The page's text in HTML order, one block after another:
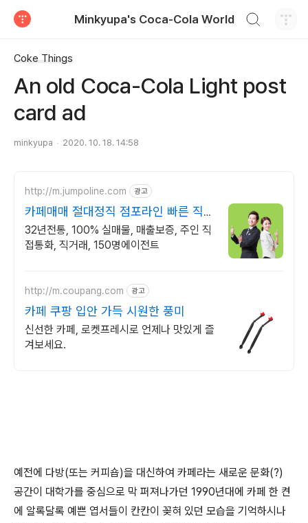
Minkyupa's Coca-Cola World
Coke Things
An old Coca-Cola Light post
card ad
minkyupa 2020. 10. 18. 14:58
http://m.jumpoline.com 광고
카페매매 절대정직 점포라인 빠른 직거
래 & 안전중개거래
32년전통, 100% 실매물, 매출보증, 주인 직
접통화, 직거래, 150명에이전트
http://m.coupang.com 광고
카페 쿠팡 입안 가득 시원한 풍미
신선한 카페, 로켓프레시로 언제나 맛있게 즐
겨보세요.
예전에 다방(또는 커피숍)을 대신하여 카페라는 새로운 문화(?)
공간이 대학가를 중심으로 막 퍼져나가던 1990년대에 카페 한 켠
에 알록달록 예쁜 엽서들이 칸칸이 꽂혀 있던 모습을 기억하시나